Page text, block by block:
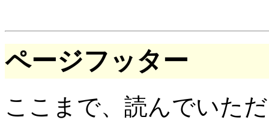
ページフッター
ここまで、読んでいた